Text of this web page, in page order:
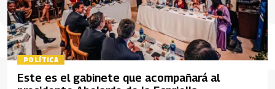
POLÍTICA
Este es el gabinete que acompañará al